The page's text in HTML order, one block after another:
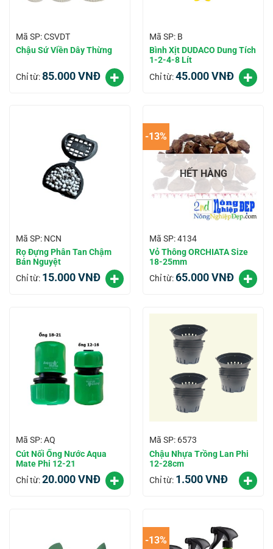
Mã SP: CSVDT
Chậu Sứ Viền Dây Thừng
Chỉ từ:85.000VNĐ
Mã SP: B
Bình Xịt DUDACO Dung Tích
1-2-4-8 Lít
Chỉ từ:45.000VNĐ
Mã SP: NCN
Rọ Đựng Phân Tan Chậm
Bán Nguyệt
Chỉ từ: 15.000VNĐ
-13%
HẾT HÀNG
Mã SP: 4134
Vỏ Thông ORCHIATA Size
18-25mm
Chỉ từ:65.000VNĐ
Mã SP: AQ
Cút Nối Ống Nước Aqua
Mate Phi 12-21
Chỉ từ:20.000VNĐ
Mã SP: 6573
Chậu Nhựa Trồng Lan Phi
12-28cm
Chỉ từ: 1.500VNĐ
-13%